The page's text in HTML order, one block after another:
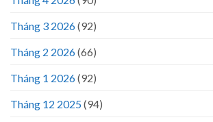
Tháng 3 2026(92)
Tháng 2 2026(66)
Tháng 1 2026(92)
Tháng 12 2025(94)